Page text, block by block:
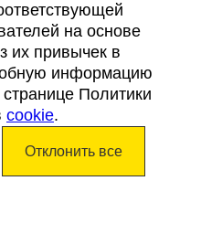
Туристический Совет. Все права
на основе
их привычек в
информацию
Политики
cookie.
Отклонить все